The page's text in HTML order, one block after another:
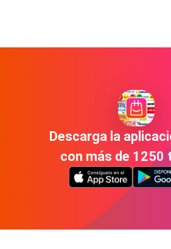
Descarga la
con más de 1250